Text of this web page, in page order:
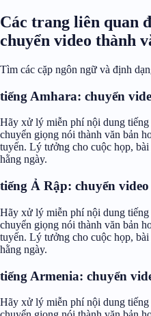
Các trang liên quan
chuyển video thành
Tìm các cặp ngôn ngữ và định
tiếng Amhara: chuyển
Hãy xử lý miễn phí nội dung
chuyển giọng nói thành văn bản
tuyến. Lý tưởng cho cuộc họp,
hằng ngày.
tiếng Ả Rập: chuyển
Hãy xử lý miễn phí nội dung
chuyển giọng nói thành văn bản
tuyến. Lý tưởng cho cuộc họp,
hằng ngày.
tiếng Armenia: chuyển
Hãy xử lý miễn phí nội dung